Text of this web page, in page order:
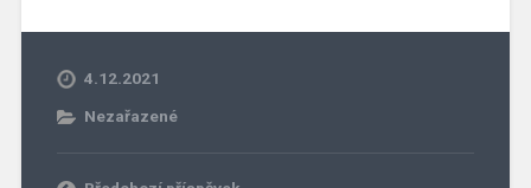
4.12.2021
Nezařazené